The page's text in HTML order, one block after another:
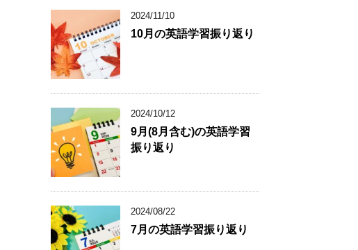
2024/11/10
10月の英語学習振り返り
2024/10/12
9月(8月含む)の英語学習
振り返り
2024/08/22
7月の英語学習振り返り